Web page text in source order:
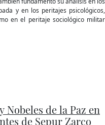
y en los peritajes psicológicos,
en el peritaje sociológico militar
Nobeles de la Paz en
de Sepur Zarco